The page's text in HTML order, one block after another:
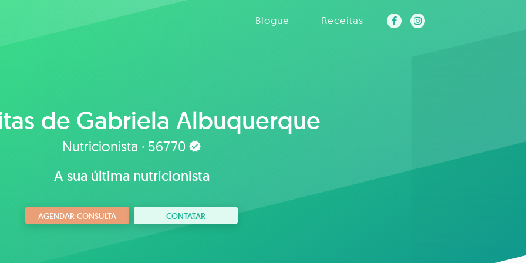
Blogue Receitas
de Gabriela Albuquerque
Nutricionista · 56770
A sua última nutricionista
AGENDAR CONSULTA CONTATAR